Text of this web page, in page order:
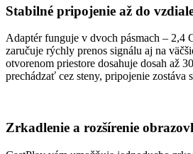
Stabilné pripojenie až do
Adaptér funguje v dvoch pásmach – 2,4
zaručuje rýchly prenos signálu aj na
otvorenom priestore dosahuje dosah až
prechádzať cez steny, pripojenie zostáva
Zrkadlenie a rozšírenie